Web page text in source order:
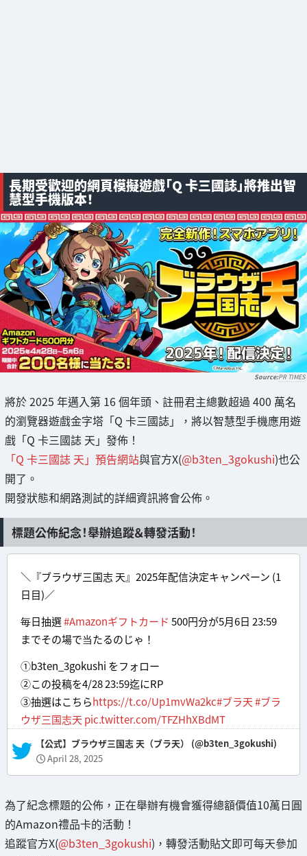
長期受歡迎的網頁模擬遊戲「Q 卡三國誌」將推出智
慧型手機版本！
PR TIMES
將於 2025 年邁入第 16 個年頭、註冊君主總數超過 400 萬名
的瀏覽器遊戲金字塔「Q 卡三國誌」，將以智慧型手機應用遊
戲「Q 卡三國誌 天」發佈！
「Q 卡三國誌 天」預告網站與官方X(@b3ten_3gokushi)也公
開了。
開發狀態和網路測試的詳細資訊將會公佈。
標題公佈紀念！舉辦追蹤＆轉發活動！
＼『ブラウザ三国志 天』2025年配信決定キャンペーン (1
日目)／
毎日抽選#Amazonギフトカード 500円分が5月6日 23:59
までその場で当たるのじゃ！
①b3ten_3gokushi をフォロー
②この投稿を4/28 23:59迄にRP
③抽選はこちらhttps://t.co/Up1mvWa2kc#ブラ天#ブラ
ウザ三国志天 pic.twitter.com/TFZHhXBdMT
— 【公式】ブラウザ三国志 天（ブラ天） (@b3ten_3gokushi)
April 28, 2025
為了紀念標題的公佈，正在舉辦有機會獲得總額價值10萬日圓
的Amazon禮品卡的活動！
追蹤官方X(@b3ten_3gokushi)，轉發活動貼文即可每天參加